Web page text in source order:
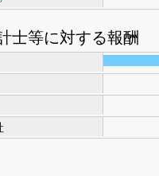
士等に対する報酬